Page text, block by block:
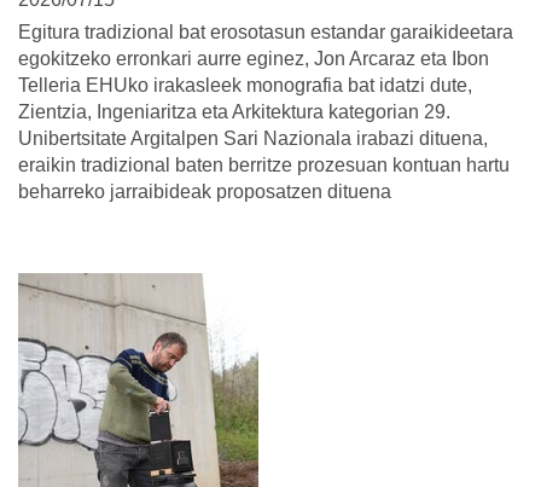
Egitura tradizional bat erosotasun estandar garaikideetara
egokitzeko erronkari aurre eginez, Jon Arcaraz eta Ibon
Telleria EHUko irakasleek monografia bat idatzi dute,
Zientzia, Ingeniaritza eta Arkitektura kategorian 29.
Unibertsitate Argitalpen Sari Nazionala irabazi dituena,
eraikin tradizional baten berritze prozesuan kontuan hartu
beharreko jarraibideak proposatzen dituena